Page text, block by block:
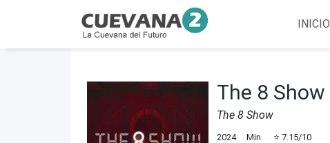
INICIO
The 8 Show
The 8 Show
2024 Min. ⭐ 7.15/10